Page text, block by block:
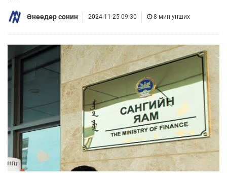
Өнөөдөр сонин 2024-11-25 09:30 8 мин унших